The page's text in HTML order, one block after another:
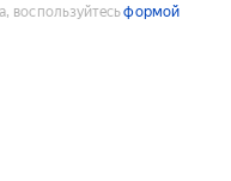
воспользуйтесьформой